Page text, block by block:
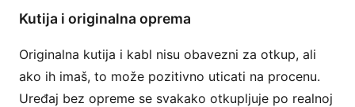
Kutija i originalna oprema
Originalna kutija i kabl nisu obavezni za otkup, ali
ako ih imaš, to može pozitivno uticati na procenu.
Uređaj bez opreme se svakako otkupljuje po realnoj